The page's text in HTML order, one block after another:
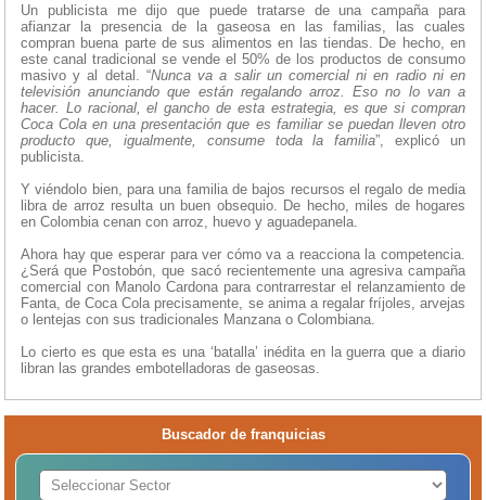
Un publicista me dijo que puede tratarse de una campaña para
afianzar la presencia de la gaseosa en las familias, las cuales
compran buena parte de sus alimentos en las tiendas. De hecho, en
este canal tradicional se vende el 50% de los productos de consumo
masivo y al detal. “Nunca va a salir un comercial ni en radio ni en
televisión anunciando que están regalando arroz. Eso no lo van a
hacer. Lo racional, el gancho de esta estrategia, es que si compran
Coca Cola en una presentación que es familiar se puedan lleven otro
producto que, igualmente, consume toda la familia”, explicó un
publicista.
Y viéndolo bien, para una familia de bajos recursos el regalo de media
libra de arroz resulta un buen obsequio. De hecho, miles de hogares
en Colombia cenan con arroz, huevo y aguadepanela.
Ahora hay que esperar para ver cómo va a reacciona la competencia.
¿Será que Postobón, que sacó recientemente una agresiva campaña
comercial con Manolo Cardona para contrarrestar el relanzamiento de
Fanta, de Coca Cola precisamente, se anima a regalar fríjoles, arvejas
o lentejas con sus tradicionales Manzana o Colombiana.
Lo cierto es que esta es una ‘batalla’ inédita en la guerra que a diario
libran las grandes embotelladoras de gaseosas.
Buscador de franquicias